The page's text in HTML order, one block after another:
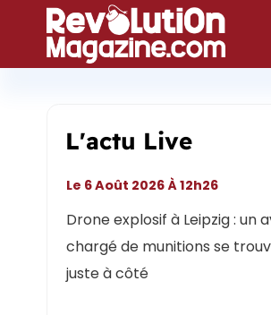
contenu
L'actu Live
Drone explosif à Leipzig : un
chargé de munitions se
juste à côté
Le 6 Août 2026 À 12h26